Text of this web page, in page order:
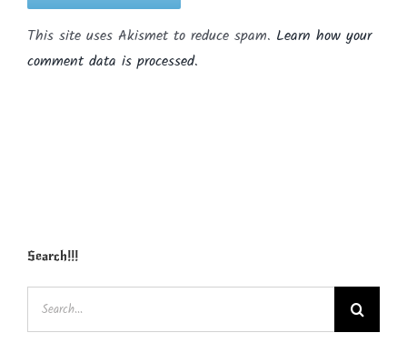
This site uses Akismet to reduce spam. Learn how your
comment data is processed.
Search!!!
Search